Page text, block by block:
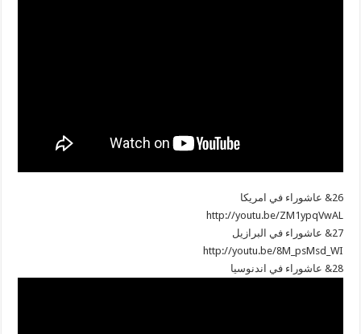
26& عاشوراء في امريكا
http://youtu.be/ZM1ypqVwAL
27& عاشوراء في البرازيل
http://youtu.be/8M_psMsd_WI
28& عاشوراء في اندنوسيا